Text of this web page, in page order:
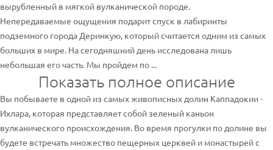
вырубленный в мягкой вулканической породе.
Непередаваемые ощущения подарит спуск в лабиринты
подземного города Деринкую, который считается одним из самых
больших в мире. На сегодняшний день исследована лишь
небольшая его часть. Мы пройдем по ...
Показать полное описание
Вы побываете в одной из самых живописных долин Каппадокии -
Ихлара, которая представляет собой зеленый каньон
вулканического происхождения. Во время прогулки по долине вы
будете встречать множество пещерных церквей и монастырей с